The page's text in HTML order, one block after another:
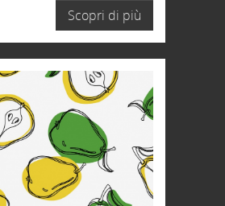
Scopri di più